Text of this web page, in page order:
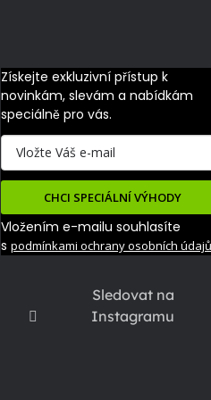
Sledovat na
Instagramu
Získejte exkluzivní přístup k
novinkám, slevám a nabídkám
speciálně pro vás.
CHCI SPECIÁLNÍ VÝHODY
Vložením e-mailu souhlasíte
s podmínkami ochrany osobních údajů